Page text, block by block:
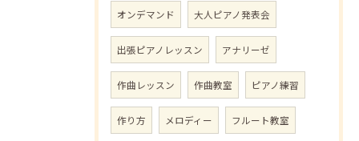
オンデマンド 大人ピアノ発表会
出張ピアノレッスン アナリーゼ
作曲レッスン 作曲教室 ピアノ練習
作り方 メロディー フルート教室